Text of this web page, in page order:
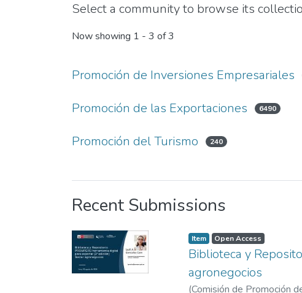
Select a community to browse its
Now showing 1 - 3 of 3
Promoción de Inversiones Empresariales
Promoción de las Exportaciones 6490
Promoción del Turismo 240
Recent Submissions
Item Open Access
Biblioteca y
agronegocios
(Comisión de Promoción